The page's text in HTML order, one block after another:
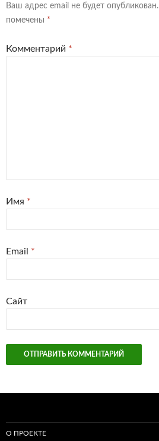
Ваш адрес email не будет опубликован.
помечены *
Комментарий *
Имя *
Email *
Сайт
О ПРОЕКТЕ